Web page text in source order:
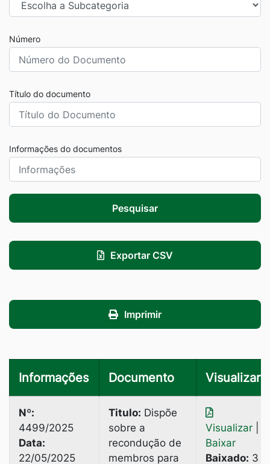
Número
Título do documento
Informações do documentos
Pesquisar
Exportar CSV
Imprimir
Informações Documento Visualizar
Nº:
4499/2025
Data:
22/05/2025
Titulo: Dispõe
sobre a
recondução de
membros para
Visualizar
Baixar
Baixado: 3